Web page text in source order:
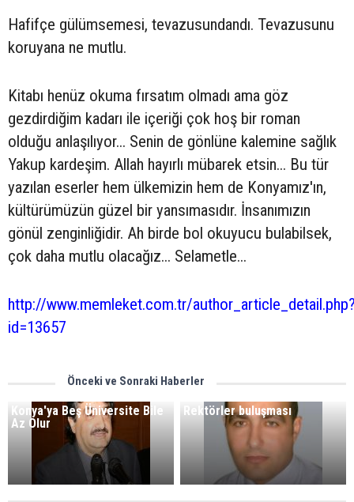
Hafifçe gülümsemesi, tevazusundandı. Tevazusunu
koruyana ne mutlu.
Kitabı henüz okuma fırsatım olmadı ama göz
gezdirdiğim kadarı ile içeriği çok hoş bir roman
olduğu anlaşılıyor... Senin de gönlüne kalemine sağlık
Yakup kardeşim. Allah hayırlı mübarek etsin... Bu tür
yazılan eserler hem ülkemizin hem de Konyamız'ın,
kültürümüzün güzel bir yansımasıdır. İnsanımızın
gönül zenginliğidir. Ah birde bol okuyucu bulabilsek,
çok daha mutlu olacağız... Selametle...
http://www.memleket.com.tr/
id=13657
Önceki ve Sonraki Haberler
Konya'ya Beş Üniversite Bile
Az Olur
Rektörler buluşması